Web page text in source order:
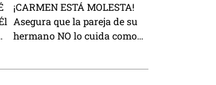
¡CARMEN ESTÁ MOLESTA!
Asegura que la pareja de su
hermano NO lo cuida como